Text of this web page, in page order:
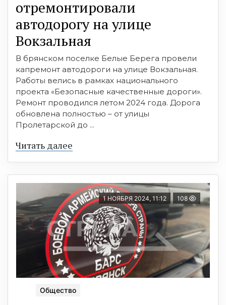
отремонтировали
автодорогу на улице
Вокзальная
В брянском поселке Белые Берега провели
капремонт автодороги на улице Вокзальная.
Работы велись в рамках национального
проекта «Безопасные качественные дороги».
Ремонт проводился летом 2024 года. Дорога
обновлена полностью – от улицы
Пролетарской до ...
Читать далее
1 НОЯБРЯ 2024, 11:12 108
Общество